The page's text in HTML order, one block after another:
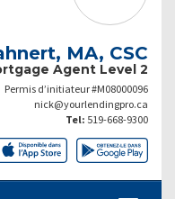
MA, CSC
Agent Level 2
Permis d’initiateur #M08000096
nick@yourlendingpro.ca
Tel: 519-668-9300